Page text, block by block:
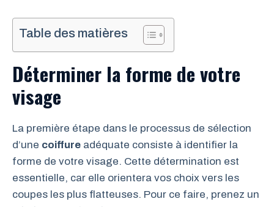
Table des matières
Déterminer la forme de votre
visage
La première étape dans le processus de sélection
d’une coiffure adéquate consiste à identifier la
forme de votre visage. Cette détermination est
essentielle, car elle orientera vos choix vers les
coupes les plus flatteuses. Pour ce faire, prenez un